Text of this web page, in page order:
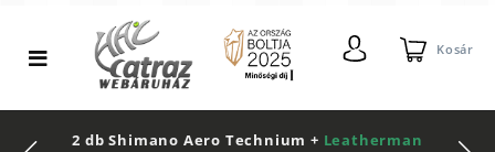
Kosár
2 db Shimano Aero Technium + Leatherman